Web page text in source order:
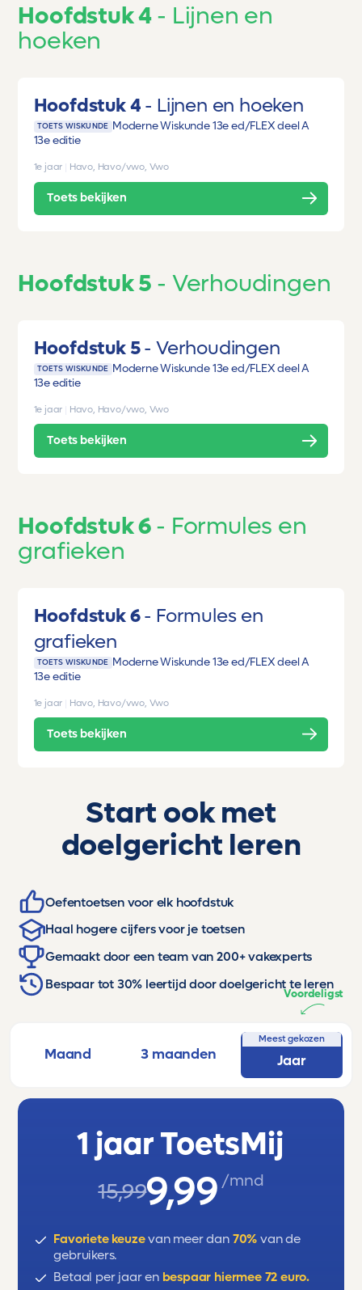
Hoofdstuk 4
Lijnen en
hoeken
Hoofdstuk 4 Lijnen en hoeken
TOETS WISKUNDE Moderne Wiskunde 13e ed/FLEX deel A
13e editie
1e jaar Havo, Havo/vwo, Vwo
Toets bekijken
Hoofdstuk 5 Verhoudingen
Hoofdstuk 5 Verhoudingen
TOETS WISKUNDE Moderne Wiskunde 13e ed/FLEX deel A
13e editie
1e jaar Havo, Havo/vwo, Vwo
Toets bekijken
Hoofdstuk 6
Formules en
grafieken
Hoofdstuk 6
Formules en
grafieken
TOETS WISKUNDE Moderne Wiskunde 13e ed/FLEX deel A
13e editie
1e jaar Havo, Havo/vwo, Vwo
Toets bekijken
Start ook met
doelgericht leren
Oefentoetsen voor elk hoofdstuk
Haal hogere cijfers voor je toetsen
Gemaakt door een team van 200+ vakexperts
Bespaar tot 30% leertijd door doelgericht te leren
Maand 3 maanden
Meest gekozen
Jaar
Voordeligst
1 jaar ToetsMij
15,999,99 /mnd
Favoriete keuzevan meer dan 70% van de
gebruikers.
Betaal per jaar en bespaar hiermee 72 euro.